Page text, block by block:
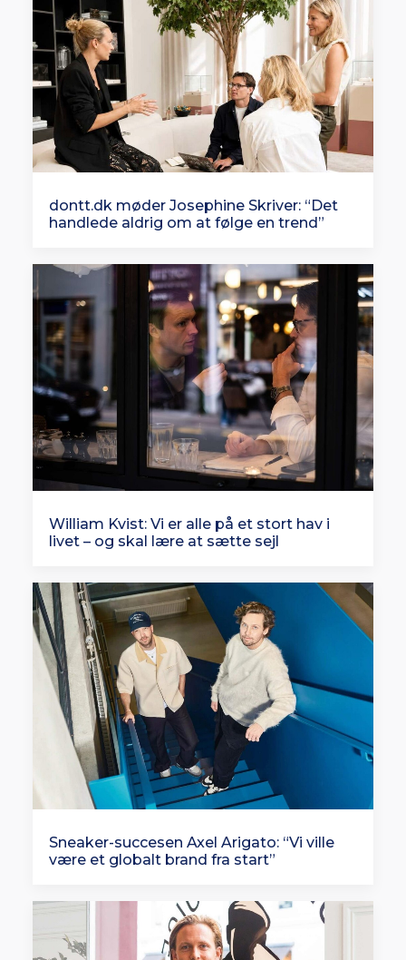
dontt.dk møder Josephine Skriver: “Det
handlede aldrig om at følge en trend”
William Kvist: Vi er alle på et stort hav i
livet – og skal lære at sætte sejl
Sneaker-succesen Axel Arigato: “Vi ville
være et globalt brand fra start”